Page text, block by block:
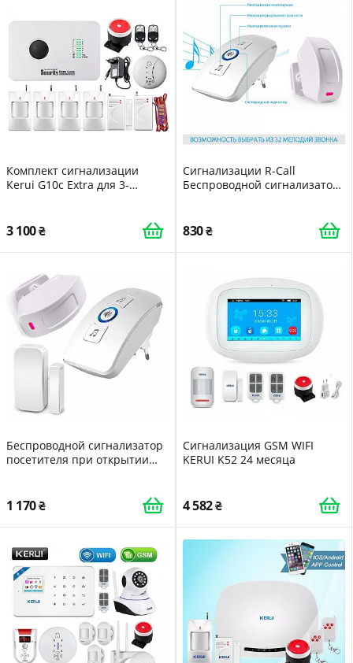
Комплект сигнализации
Kerui G10c Extra для 3-
3 100
Сигнализации R-Call
Беспроводной сигнализатор
830
Беспроводной сигнализатор
посетителя при открытии
1 170
Сигнализация GSM WIFI
KERUI K52 24 месяца
4 582